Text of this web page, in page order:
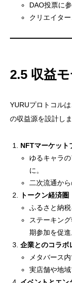
DAO投票に
クリエイタ
2.5 収益
YURUプロトコル
の収益源を設計しま
NFTマーケット
ゆるキャラ
に。
二次流通か
トークン経済圏
ふるさと納税
ステーキン
期参加を促進
企業とのコラボ
メタバース
実店舗や地